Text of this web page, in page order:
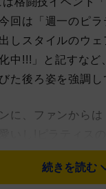
回は「週一のピ
しスタイルのウ
中!!!」と記すな
た後ろ姿を強調し
に、ファンから
続きを読む